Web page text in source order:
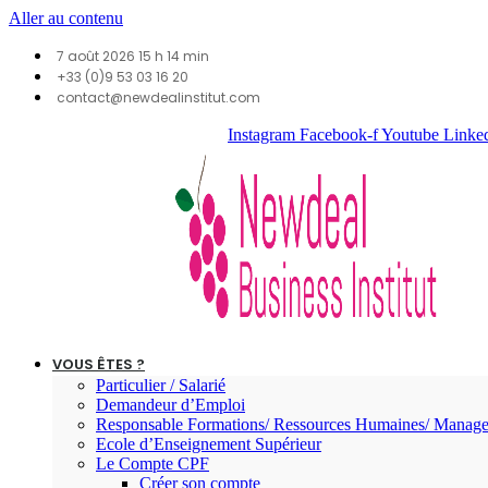
Aller au contenu
7 août 2026 15 h 14 min
+33 (0)9 53 03 16 20
contact@newdealinstitut.com
Instagram Facebook-fYoutube
VOUS ÊTES ?
Particulier / Salarié
Demandeur d’Emploi
Responsable Formations/ Ressources Humaines/
Ecole d’Enseignement Supérieur
Le Compte CPF
Créer son compte